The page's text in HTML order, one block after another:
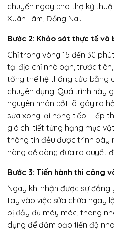
chuyển ngay cho thợ kỹ
Xuân Tâm, Đồng Nai.
Bước 2: Khảo sát thực tế
Chỉ trong vòng 15 đến 30
tại địa chỉ nhà bạn, trước
tổng thể hệ thống cửa bằng
chuyên dụng. Quá trình này
nguyên nhân cốt lõi gây ra
sửa xong lại hỏng tiếp. Tiếp
giá chi tiết từng hạng mục
thông tin đều được trình bày
hàng dễ dàng đưa ra quyết
Bước 3: Tiến hành thi công
Ngay khi nhận được sự
tay vào việc sửa chữa ngay
bị đầy đủ máy móc, thang
dụng để đảm bảo tiến độ